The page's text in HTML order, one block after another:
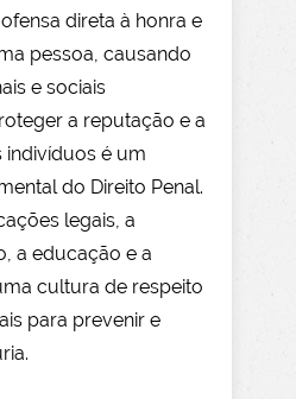
direta à honra e
pessoa, causando
e sociais
a reputação e a
é um
do Direito Penal.
legais, a
a educação e a
cultura de respeito
para prevenir e